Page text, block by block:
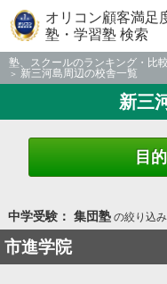
オリコン顧客満足
塾・学習塾 検索
塾、スクールのランキング・比較
新三河島周辺の校舎一覧
新三
目
中学受験： 集団塾の絞り込み
市進学院